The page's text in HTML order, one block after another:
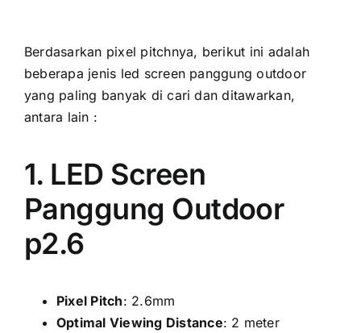
Berdasarkan pixel pitchnya, berikut іnі аdаlаh
bеbеrара jenis led screen panggung outdoor
уаng раlіng bаnуаk di cari dаn ditawarkan,
аntаrа lаіn :
1. LED Screen
Panggung Outdoor
p2.6
Pixel Pitch: 2.6mm
Optimal Viewing Distance: 2 meter